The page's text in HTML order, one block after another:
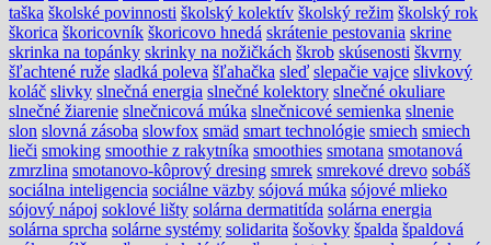
taška školské povinnosti školský kolektív školský režim školský rok
škorica škoricovník škoricovo hnedá skrátenie pestovania skrine
skrinka na topánky skrinky na nožičkách škrob skúsenosti škvrny
šľachtené ruže sladká poleva šľahačka sleď slepačie vajce slivkový
koláč slivky slnečná energia slnečné kolektory slnečné okuliare
slnečné žiarenie slnečnicová múka slnečnicové semienka slnenie
slon slovná zásoba slowfox smäd smart technológie smiech smiech
lieči smoking smoothie z rakytníka smoothies smotana smotanová
zmrzlina smotanovo-kôprový dresing smrek smrekové drevo sobáš
sociálna inteligencia sociálne väzby sójová múka sójové mlieko
sójový nápoj soklové lišty solárna dermatitída solárna energia
solárna sprcha solárne systémy solidarita šošovky špalda špaldová